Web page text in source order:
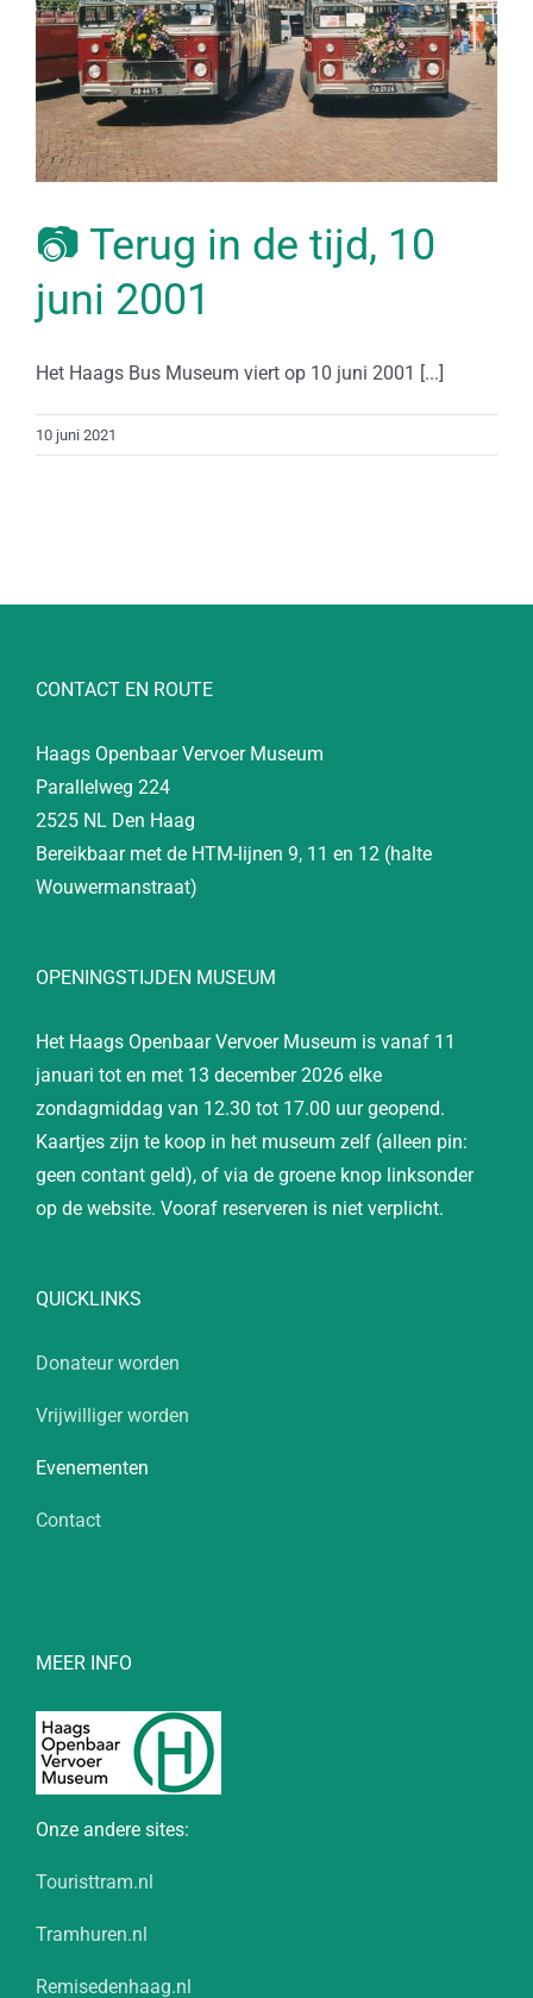
📷 Terug in de tijd, 10
juni 2001
Het Haags Bus Museum viert op 10 juni 2001 [...]
10 juni 2021
CONTACT EN ROUTE
Haags Openbaar Vervoer Museum
Parallelweg 224
2525 NL Den Haag
Bereikbaar met de HTM-lijnen 9, 11 en 12 (halte
Wouwermanstraat)
OPENINGSTIJDEN MUSEUM
Het Haags Openbaar Vervoer Museum is vanaf 11
januari tot en met 13 december 2026 elke
zondagmiddag van 12.30 tot 17.00 uur geopend.
Kaartjes zijn te koop in het museum zelf (alleen pin:
geen contant geld), of via de groene knop linksonder
op de website. Vooraf reserveren is niet verplicht.
QUICKLINKS
Donateur worden
Vrijwilliger worden
Evenementen
Contact
MEER INFO
Onze andere sites:
Touristtram.nl
Tramhuren.nl
Remisedenhaag.nl